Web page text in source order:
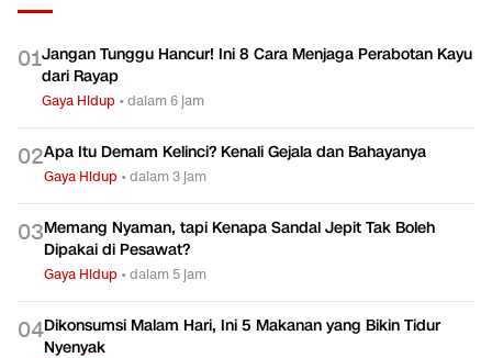
01Jangan Tunggu Hancur! Ini 8 Cara Menjaga Perabotan Kayu
dari Rayap
Gaya Hidup •dalam 6 jam
02Apa Itu Demam Kelinci? Kenali Gejala dan Bahayanya
Gaya Hidup •dalam 3 jam
03Memang Nyaman, tapi Kenapa Sandal Jepit Tak Boleh
Dipakai di Pesawat?
Gaya Hidup •dalam 5 jam
04Dikonsumsi Malam Hari, Ini 5 Makanan yang Bikin Tidur
Nyenyak